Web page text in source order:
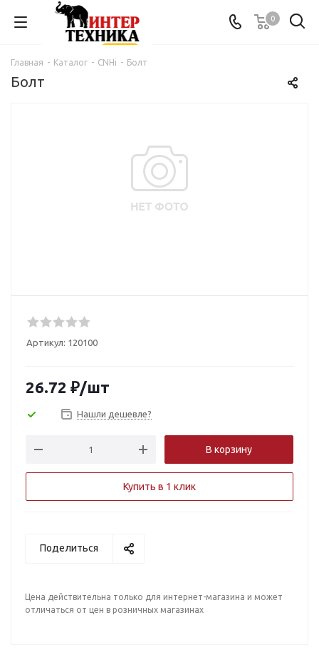
0
Главная - Каталог - CNHi - Болт
Болт
Артикул: 120100
26.72 ₽/шт
Нашли дешевле?
В корзину
Купить в 1 клик
Поделиться
Цена действительна только для интернет-магазина и может
отличаться от цен в розничных магазинах